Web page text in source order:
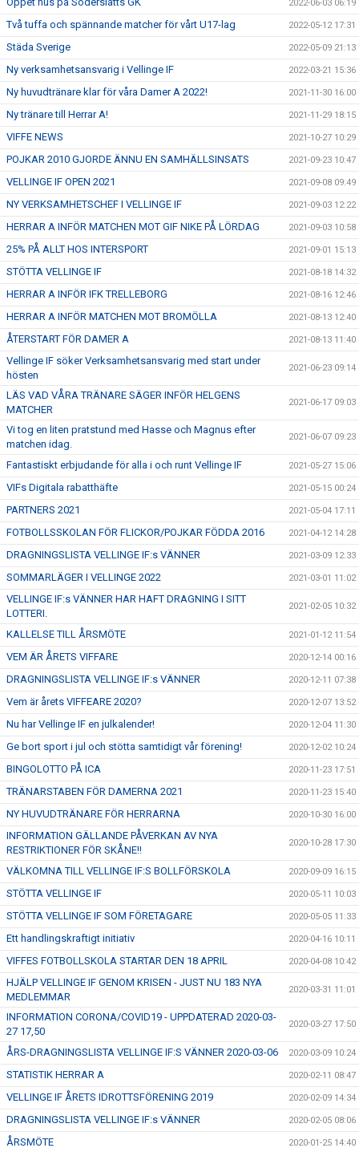
2022-06-03 06:19
Två tuffa och spännande matcher för vårt U17-lag 2022-05-12 17:31
Städa Sverige 2022-05-09 21:13
Ny verksamhetsansvarig i Vellinge IF 2022-03-21 15:36
Ny huvudtränare klar för våra Damer A 2022! 2021-11-30 16:00
Ny tränare till Herrar A! 2021-11-29 18:15
VIFFE NEWS 2021-10-27 10:29
POJKAR 2010 GJORDE ÄNNU EN SAMHÄLLSINSATS 2021-09-23 10:47
VELLINGE IF OPEN 2021 2021-09-08 09:49
NY VERKSAMHETSCHEF I VELLINGE IF 2021-09-03 12:22
HERRAR A INFÖR MATCHEN MOT GIF NIKE PÅ LÖRDAG 2021-09-03 10:58
25% PÅ ALLT HOS INTERSPORT 2021-09-01 15:13
STÖTTA VELLINGE IF 2021-08-18 14:32
HERRAR A INFÖR IFK TRELLEBORG 2021-08-16 12:46
HERRAR A INFÖR MATCHEN MOT BROMÖLLA 2021-08-13 12:40
ÅTERSTART FÖR DAMER A 2021-08-13 11:40
Vellinge IF söker Verksamhetsansvarig med start under
hösten
2021-06-23 09:14
LÄS VAD VÅRA TRÄNARE SÄGER INFÖR HELGENS
MATCHER
2021-06-17 09:03
Vi tog en liten pratstund med Hasse och Magnus efter
matchen idag.
2021-06-07 09:23
Fantastiskt erbjudande för alla i och runt Vellinge IF 2021-05-27 15:06
VIFs Digitala rabatthäfte 2021-05-15 00:24
PARTNERS 2021 2021-05-04 17:11
FOTBOLLSSKOLAN FÖR FLICKOR/POJKAR FÖDDA 2016 2021-04-12 14:28
DRAGNINGSLISTA VELLINGE IF:s VÄNNER 2021-03-09 12:33
SOMMARLÄGER I VELLINGE 2022 2021-03-01 11:02
VELLINGE IF:s VÄNNER HAR HAFT DRAGNING I SITT
LOTTERI.
2021-02-05 10:32
KALLELSE TILL ÅRSMÖTE 2021-01-12 11:54
VEM ÄR ÅRETS VIFFARE 2020-12-14 00:16
DRAGNINGSLISTA VELLINGE IF:s VÄNNER 2020-12-11 07:38
Vem är årets VIFFEARE 2020? 2020-12-07 13:52
Nu har Vellinge IF en julkalender! 2020-12-04 11:30
Ge bort sport i jul och stötta samtidigt vår förening! 2020-12-02 10:24
BINGOLOTTO PÅ ICA 2020-11-23 17:51
TRÄNARSTABEN FÖR DAMERNA 2021 2020-11-23 15:40
NY HUVUDTRÄNARE FÖR HERRARNA 2020-10-30 16:00
INFORMATION GÄLLANDE PÅVERKAN AV NYA
RESTRIKTIONER FÖR SKÅNE!!
2020-10-28 17:30
VÄLKOMNA TILL VELLINGE IF:S BOLLFÖRSKOLA 2020-09-09 16:15
STÖTTA VELLINGE IF 2020-05-11 10:03
STÖTTA VELLINGE IF SOM FÖRETAGARE 2020-05-05 11:33
Ett handlingskraftigt initiativ 2020-04-16 10:11
VIFFES FOTBOLLSKOLA STARTAR DEN 18 APRIL 2020-04-08 10:42
HJÄLP VELLINGE IF GENOM KRISEN - JUST NU 183 NYA
MEDLEMMAR
2020-03-31 11:01
INFORMATION CORONA/COVID19 - UPPDATERAD 2020-03-
27 17,50
2020-03-27 17:50
ÅRS-DRAGNINGSLISTA VELLINGE IF:S VÄNNER 2020-03-06 2020-03-09 10:24
STATISTIK HERRAR A 2020-02-11 08:47
VELLINGE IF ÅRETS IDROTTSFÖRENING 2019 2020-02-09 14:34
DRAGNINGSLISTA VELLINGE IF:s VÄNNER 2020-02-05 08:06
ÅRSMÖTE 2020-01-25 14:40